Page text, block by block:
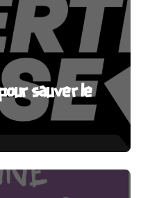
sauver le